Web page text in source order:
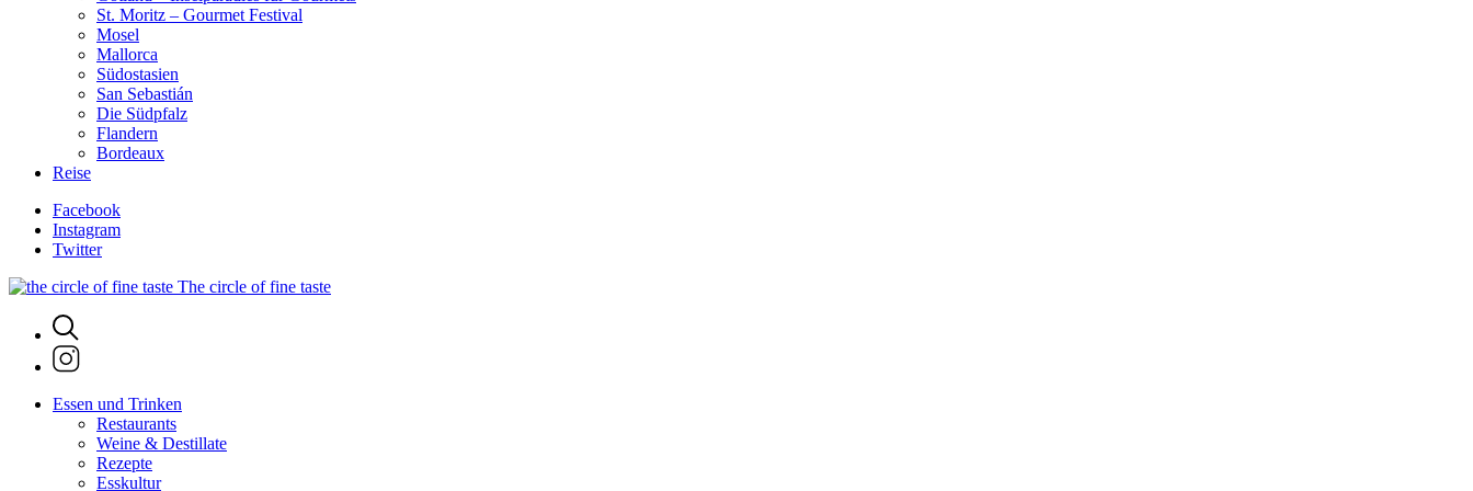
St. Moritz – Gourmet Festival
Mosel
Mallorca
Südostasien
San Sebastián
Die Südpfalz
Flandern
Bordeaux
Reise
Facebook
Instagram
Twitter
The circle of fine taste
Essen und Trinken
Restaurants
Weine & Destillate
Rezepte
Esskultur